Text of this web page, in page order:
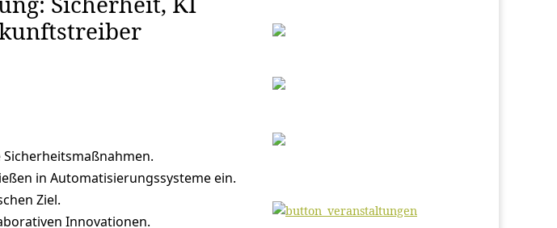
in Automatisierungssysteme ein.
Ziel.
Innovationen.